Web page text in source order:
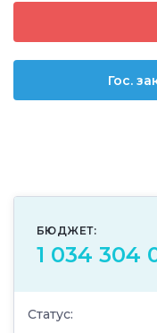
Гос.
БЮДЖЕТ:
1 034 304
Статус: